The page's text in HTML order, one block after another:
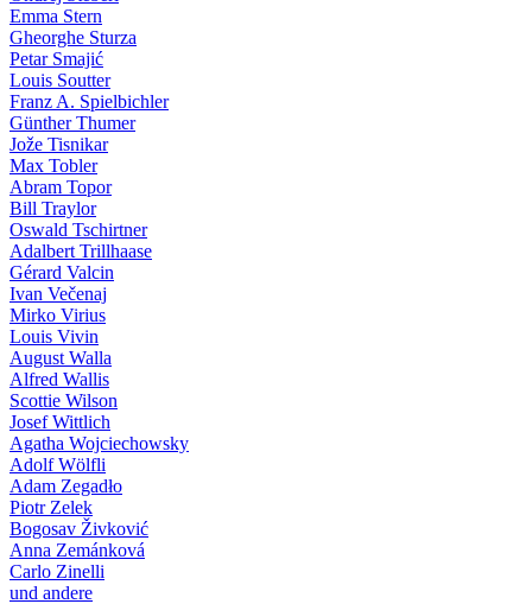
Emma Stern
Gheorghe Sturza
Petar Smajić
Louis Soutter
Franz A. Spielbichler
Günther Thumer
Jože Tisnikar
Max Tobler
Abram Topor
Bill Traylor
Oswald Tschirtner
Adalbert Trillhaase
Gérard Valcin
Ivan Večenaj
Mirko Virius
Louis Vivin
August Walla
Alfred Wallis
Scottie Wilson
Josef Wittlich
Agatha Wojciechowsky
Adolf Wölfli
Adam Zegadło
Piotr Zelek
Bogosav Živković
Anna Zemánková
Carlo Zinelli
und andere